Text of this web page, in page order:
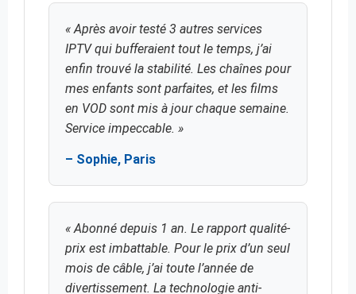
« Après avoir testé 3 autres services
IPTV qui bufferaient tout le temps, j’ai
enfin trouvé la stabilité. Les chaînes pour
mes enfants sont parfaites, et les films
en VOD sont mis à jour chaque semaine.
Service impeccable. »
– Sophie, Paris
« Abonné depuis 1 an. Le rapport qualité-
prix est imbattable. Pour le prix d’un seul
mois de câble, j’ai toute l’année de
divertissement. La technologie anti-